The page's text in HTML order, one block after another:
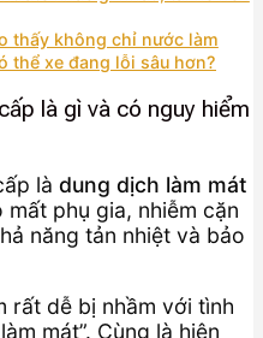
thấy không chỉ nước làm
thể xe đang lỗi sâu hơn?
là gì và có nguy hiểm
là dung dịch làm mát
mất phụ gia, nhiễm cặn
năng tản nhiệt và bảo
rất dễ bị nhầm với tình
mát”. Cùng là hiện